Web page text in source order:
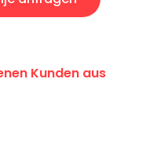
Kunden aus